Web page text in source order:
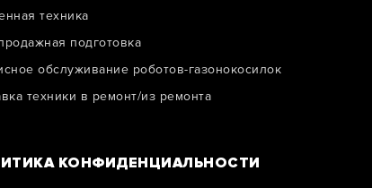
техника
подготовка
обслуживание роботов-газонокосилок
техники в ремонт/из ремонта
КОНФИДЕНЦИАЛЬНОСТИ